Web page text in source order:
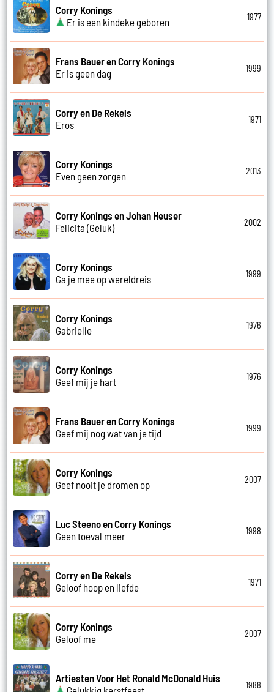
Corry Konings
Er is een kindeke geboren
1977
Frans Bauer en Corry Konings
Er is geen dag
1999
Corry en De Rekels
Eros
1971
Corry Konings
Even geen zorgen
2013
Corry Konings en Johan Heuser
Felicita (Geluk)
2002
Corry Konings
Ga je mee op wereldreis
1999
Corry Konings
Gabrielle
1976
Corry Konings
Geef mij je hart
1976
Frans Bauer en Corry Konings
Geef mij nog wat van je tijd
1999
Corry Konings
Geef nooit je dromen op
2007
Luc Steeno en Corry Konings
Geen toeval meer
1998
Corry en De Rekels
Geloof hoop en liefde
1971
Corry Konings
Geloof me
2007
Artiesten Voor Het Ronald McDonald Huis
1988